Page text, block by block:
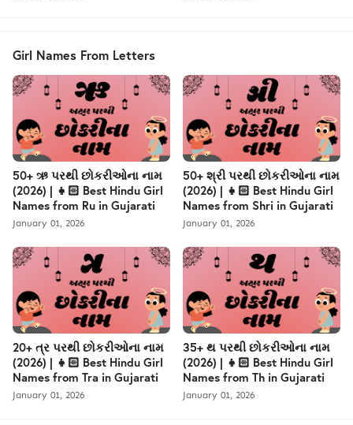
Girl Names From Letters
50+ ઋ પરથી છોકરીઓના નામ
(2026) | 👧🏻 Best Hindu Girl
Names from Ru in Gujarati
January 01, 2026
50+ શ્રી પરથી છોકરીઓના નામ
(2026) | 👧🏻 Best Hindu Girl
Names from Shri in Gujarati
January 01, 2026
20+ ત્ર પરથી છોકરીઓના નામ
(2026) | 👧🏻 Best Hindu Girl
Names from Tra in Gujarati
January 01, 2026
35+ થ પરથી છોકરીઓના નામ
(2026) | 👧🏻 Best Hindu Girl
Names from Th in Gujarati
January 01, 2026